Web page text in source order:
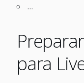
…
para